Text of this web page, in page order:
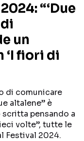
CANZONI
ED EVENTI
SHOW
“‘Due
un
fiori di
di comunicare
altalene” è
scritta pensando a
volte”, tutte le
Festival 2024.